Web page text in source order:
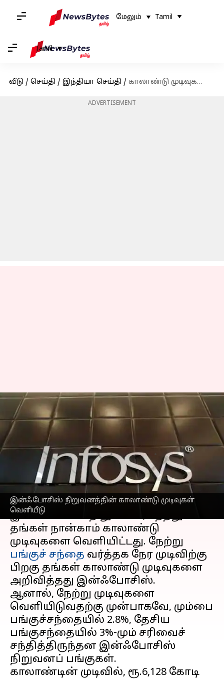
மேலும் Tamil
Tamil
வீடு / செய்தி / இந்தியா செய்தி / காலாண்டு முடிவுகளை வெளியிட்டது இன்ஃபோசிஸ்!
ADVERTISEMENT
இன்ஃபோசிஸ் நிறுவனத்தின் காலாண்டு முடிவுகள்
வெளியீடு
காலாண்டு முடிவுகளை
வெளியிட்டது
இன்ஃபோசிஸ்!
எழுதியவர் Prasanna Venkatesh Apr 14, 2023 01:29 pm
செய்தி முன்னோட்டம்
டிசிஎஸ் நிறுவனத்தைத் தொடர்ந்து
இன்ஃபோசிஸ் நிறுவனம், நேற்று
தங்கள் நான்காம் காலாண்டு
முடிவுகளை வெளியிட்டது. நேற்று
பங்குச் சந்தை வர்த்தக நேர முடிவிற்கு
பிறகு தங்கள் காலாண்டு முடிவுகளை
அறிவித்தது இன்ஃபோசிஸ்.
ஆனால், நேற்று முடிவுகளை
வெளியிடுவதற்கு முன்பாகவே, மும்பை
பங்குச்சந்தையில் 2.8%, தேசிய
பங்குசந்தையில் 3%-மும் சரிவைச்
சந்தித்திருந்தன இன்ஃபோசிஸ்
நிறுவனப் பங்குகள்.
காலாண்டின் முடிவில், ரூ.6,128 கோடி